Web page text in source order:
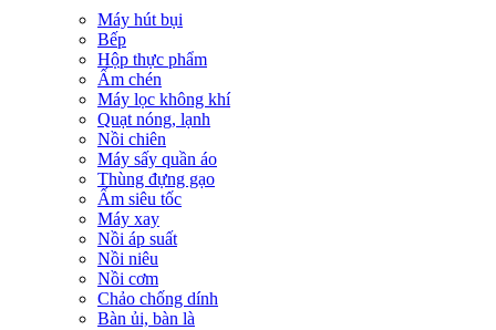
Máy hút bụi
Bếp
Hộp thực phẩm
Ấm chén
Máy lọc không khí
Quạt nóng, lạnh
Nồi chiên
Máy sấy quần áo
Thùng đựng gạo
Ấm siêu tốc
Máy xay
Nồi áp suất
Nồi niêu
Nồi cơm
Chảo chống dính
Bàn ủi, bàn là